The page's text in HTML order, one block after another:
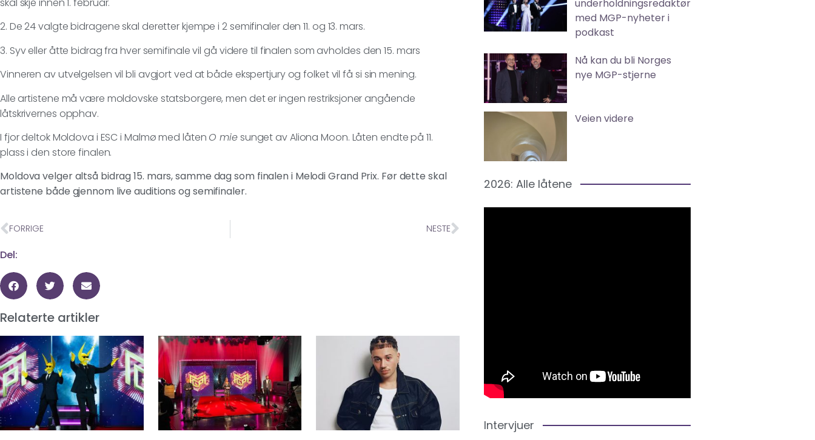
2. De 24 valgte bidragene skal deretter kjempe i 2 semifinaler den 11. og 13. mars.
3. Syv eller åtte bidrag fra hver semifinale vil gå videre til finalen som avholdes den 15. mars
Vinneren av utvelgelsen vil bli avgjort ved at både ekspertjury og folket vil få si sin mening.
Alle artistene må være moldovske statsborgere, men det er ingen restriksjoner angående
låtskrivernes opphav.
I fjor deltok Moldova i ESC i Malmø med låten O miesunget av Aliona Moon. Låten endte på 11.
plass i den store finalen.
Moldova velger altså bidrag 15. mars, samme dag som finalen i Melodi Grand Prix. Før dette skal
artistene både gjennom live auditions og semifinaler.
FORRIGE NESTE
Del:
Relaterte artikler
underholdningsredaktør
med MGP-nyheter i
podkast
Nå kan du bli Norges
nye MGP-stjerne
Veien videre
2026: Alle låtene
Intervjuer